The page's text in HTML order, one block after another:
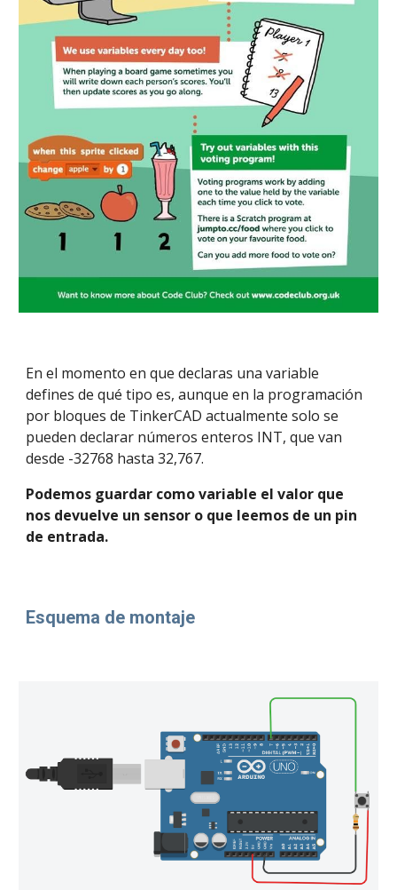
En el momento en que declaras una variable
defines de qué tipo es, aunque en la programación
por bloques de TinkerCAD actualmente solo se
pueden declarar números enteros INT, que van
desde -32768 hasta 32,767.
Podemos guardar como variable el valor que
nos devuelve un sensor o que leemos de un pin
de entrada.
Esquema de montaje